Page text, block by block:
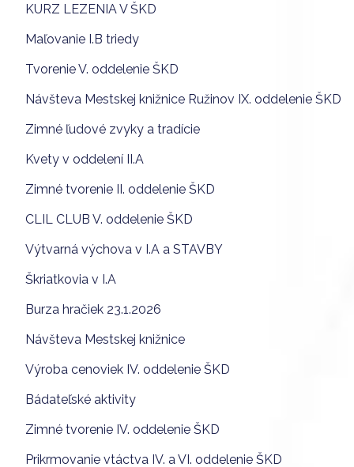
KURZ LEZENIA V ŠKD
Maľovanie I.B triedy
Tvorenie V. oddelenie ŠKD
Návšteva Mestskej knižnice Ružinov IX. oddelenie ŠKD
Zimné ľudové zvyky a tradície
Kvety v oddelení II.A
Zimné tvorenie II. oddelenie ŠKD
CLIL CLUB V. oddelenie ŠKD
Výtvarná výchova v I.A a STAVBY
Škriatkovia v I.A
Burza hračiek 23.1.2026
Návšteva Mestskej knižnice
Výroba cenoviek IV. oddelenie ŠKD
Bádateľské aktivity
Zimné tvorenie IV. oddelenie ŠKD
Prikrmovanie vtáctva IV. a VI. oddelenie ŠKD